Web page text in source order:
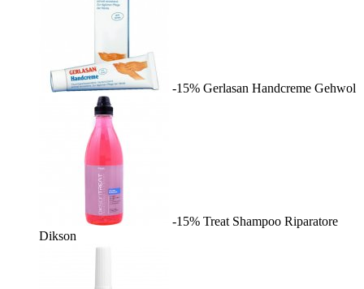
-15% Gerlasan Handcreme Gehwol
-15% Treat Shampoo Riparatore
Dikson